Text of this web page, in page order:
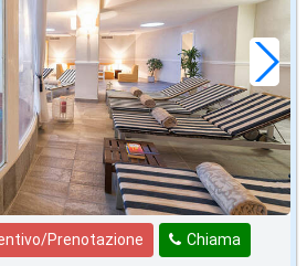
Chiama
Prenotazione